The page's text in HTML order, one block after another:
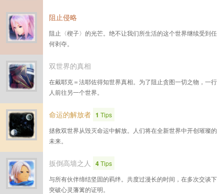
阻止侵略
阻止〈楔子〉的光芒。绝不让我们所生活的这个世界继续受到任
何剥夺。
双世界的真相
在戴耶克＝法耶佐得知世界真相。为了阻止贪图一切之物，一行
人前往另一个世界。
命运的解放者 1 Tips
拯救双世界从毁灭命运中解放。人们将在全新世界中开创璀璨的
未来。
扳倒高墙之人 4Tips
与所有伙伴缔结坚固的羁绊。共度过漫长的时间，在多次交谈下
突破心灵藩篱的证明。